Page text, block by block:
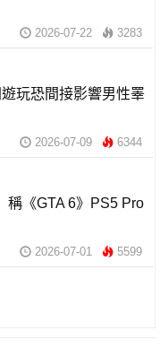
2026-07-22 3283
玩恐間接影響男性睪
2026-07-09 6344
《GTA 6》PS5 Pro
2026-07-01 5599